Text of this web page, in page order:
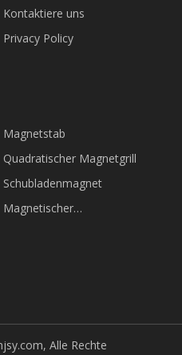
Kontaktiere uns
Privacy Policy
Magnetstab
Quadratischer Magnetgrill
Schubladenmagnet
Magnetischer
Alle Rechte